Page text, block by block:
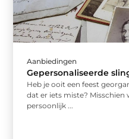
Aanbiedingen
Gepersonaliseerde
Heb je ooit een feest
dat er iets miste? Misschien
persoonlijk ...